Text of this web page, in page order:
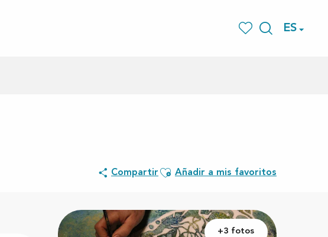
ES
Compartir Ajouter aux favoris
Añadir a mis favoritos
+3 fotos